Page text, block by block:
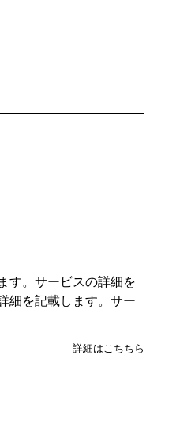
す。サービスの詳細を
細を記載します。サー
詳細はこちちら